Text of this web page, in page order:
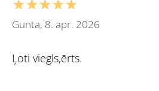
Gunta, 8. apr. 2026
Ļoti viegls,ērts.